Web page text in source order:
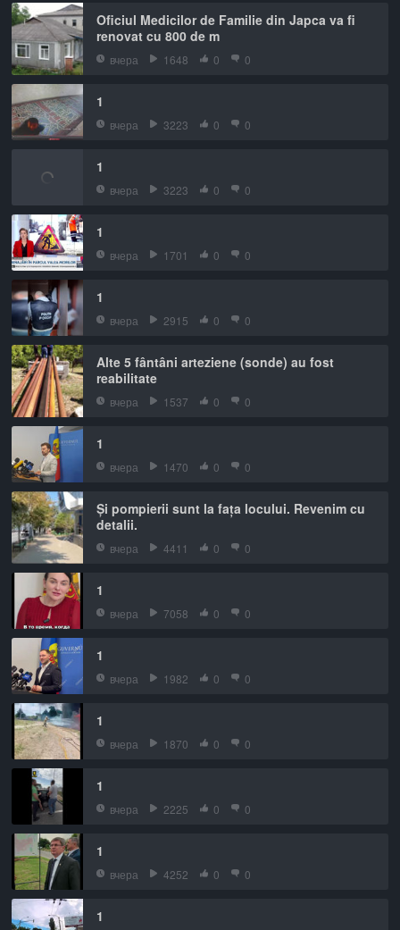
Oficiul Medicilor de Familie din Japca va fi
renovat cu 800 de m
вчера 1648 0 0
1
вчера 3223 0 0
1
вчера 3223 0 0
1
вчера 1701 0 0
1
вчера 2915 0 0
Alte 5 fântâni arteziene (sonde) au fost
reabilitate
вчера 1537 0 0
1
вчера 1470 0 0
Și pompierii sunt la fața locului. Revenim cu
detalii.
вчера 4411 0 0
1
вчера 7058 0 0
1
вчера 1982 0 0
1
вчера 1870 0 0
1
вчера 2225 0 0
1
вчера 4252 0 0
1